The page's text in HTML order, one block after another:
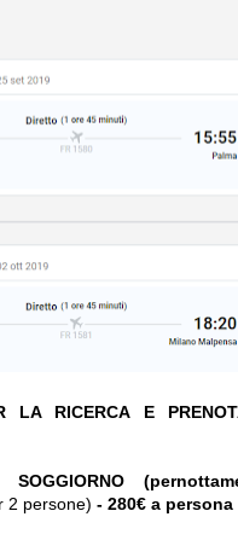
RICERCA E
SOGGIORNO
2 persone) - 280€ a persona